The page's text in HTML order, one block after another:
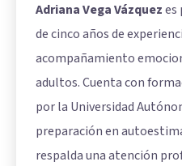
Adriana Vega Vázquezes
de cinco años de
acompañamiento
adultos. Cuenta con
por la Universidad
preparación en
respalda una atención